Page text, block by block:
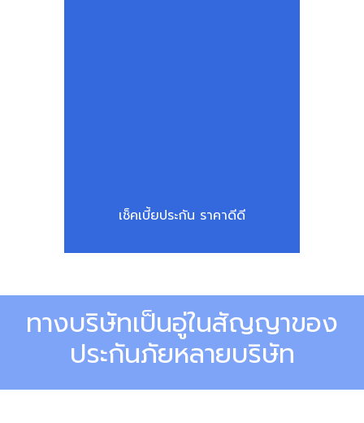
เช็คเบี้ยประกัน ราคาดีดี
ทางบริษัทเป็นอู่ในสัญญาของ
ประกันภัยหลายบริษัท